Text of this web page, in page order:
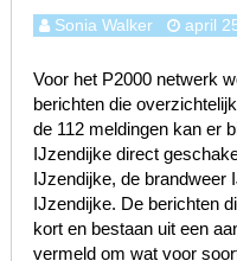
Sonia Walker april
Voor het P2000 netwerk
berichten die
de 112 meldingen kan er
IJzendijke direct
IJzendijke, de brandweer
IJzendijke. De berichten
kort en bestaan uit een
vermeld om wat voor